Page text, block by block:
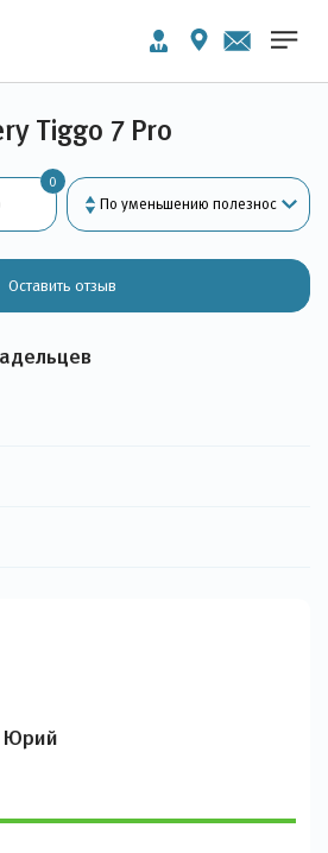
Tiggo 7 Pro
0
Юрий
Оставить отзыв